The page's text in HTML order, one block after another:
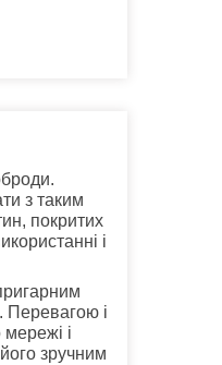
з таким
покритих
і
Перевагою і
і
зручним